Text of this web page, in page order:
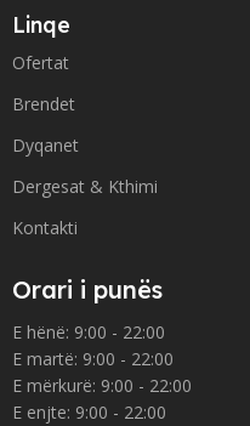
Linqe
Ofertat
Brendet
Dyqanet
Dergesat & Kthimi
Kontakti
Orari i punës
E hënë: 9:00 - 22:00
E martë: 9:00 - 22:00
E mërkurë: 9:00 - 22:00
E enjte: 9:00 - 22:00